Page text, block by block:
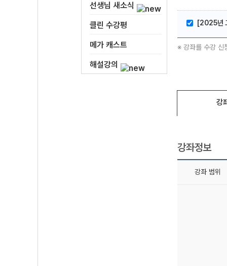
선생님 새소식
클린 수강평
메가 캐스트
해설강의
[2025년
※ 강좌를 수강 신
강
강좌정보
강좌 범위